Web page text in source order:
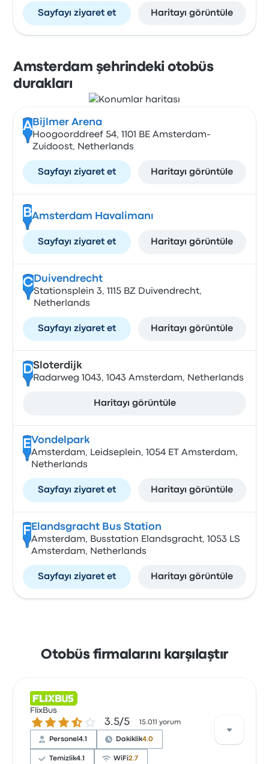
Sayfayı ziyaret et Haritayı görüntüle
Amsterdam şehrindeki otobüs
durakları
A Bijlmer Arena
Hoogoorddreef 54, 1101 BE Amsterdam-
Zuidoost, Netherlands
Sayfayı ziyaret et Haritayı görüntüle
BAmsterdam Havalimanı
Sayfayı ziyaret et Haritayı görüntüle
CDuivendrecht
Stationsplein 3, 1115 BZ Duivendrecht,
Netherlands
Sayfayı ziyaret et Haritayı görüntüle
DSloterdijk
Radarweg 1043, 1043 Amsterdam, Netherlands
Haritayı görüntüle
EVondelpark
Amsterdam, Leidseplein, 1054 ET Amsterdam,
Netherlands
Sayfayı ziyaret et Haritayı görüntüle
F Elandsgracht Bus Station
Amsterdam, Busstation Elandsgracht, 1053 LS
Amsterdam, Netherlands
Sayfayı ziyaret et Haritayı görüntüle
Otobüs firmalarını karşılaştır
FlixBus
3.5 üzerinden 5 yıldız
3.5/5 15.011 yorum
Personel4.1 Dakiklik4.0
Temizlik4.1 WiFi2.7